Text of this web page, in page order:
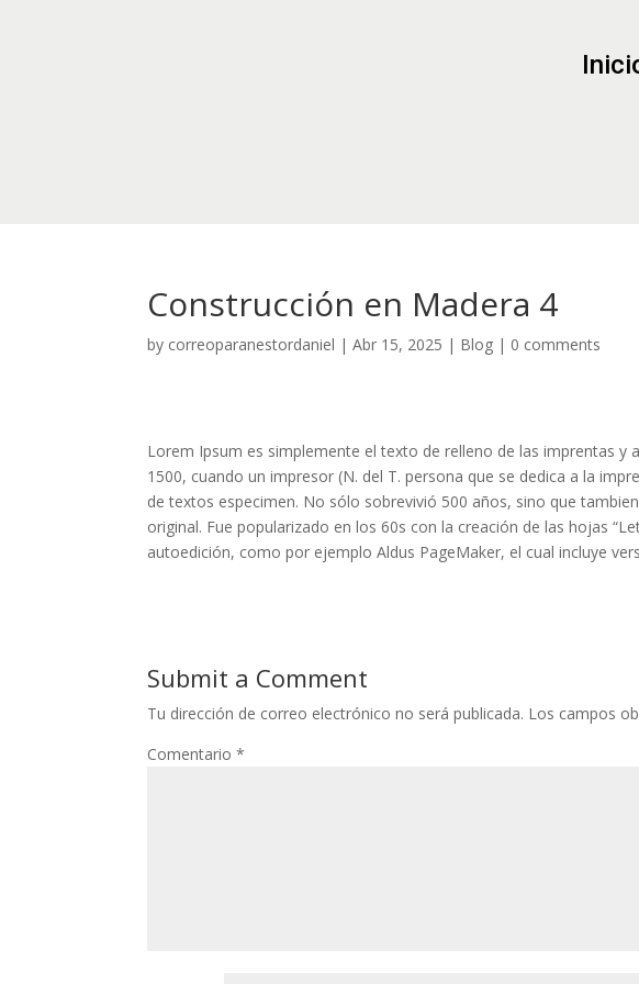
Construcción en Madera 4
by correoparanestordaniel |Abr 15, 2025 | Blog | 0 comments
Lorem Ipsum es simplemente el texto de relleno de las imprentas
1500, cuando un impresor (N. del T. persona que se dedica a la
de textos especimen. No sólo sobrevivió 500 años, sino que
original. Fue popularizado en los 60s con la creación de las hojas
autoedición, como por ejemplo Aldus PageMaker, el cual incluye
Submit a Comment
Tu dirección de correo electrónico no será publicada. Los campos
Comentario*